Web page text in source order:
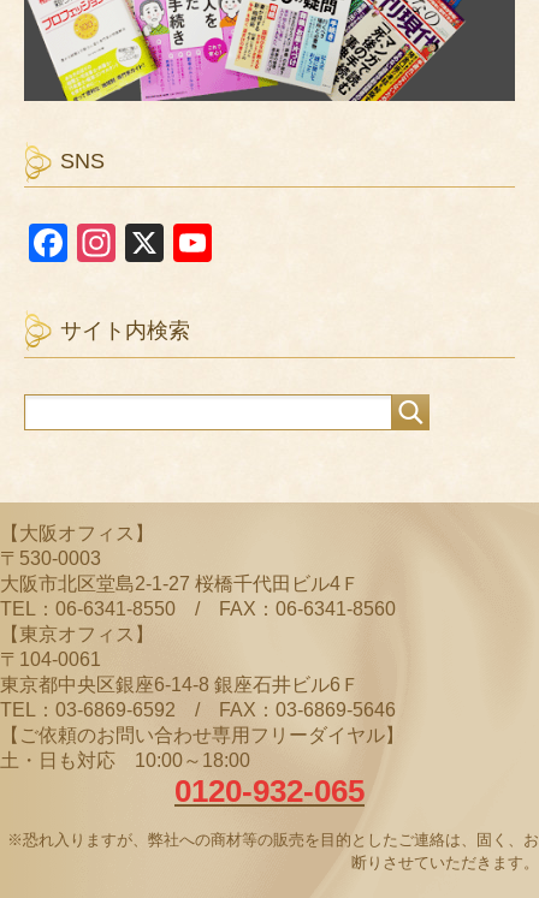
SNS
F
c
e
b
o
k
In
a
gr
a
m
X
T
u
b
C
a
n
n
el
サイト内検索
【大阪オフィス】
〒530-0003
大阪市北区堂島2-1-27 桜橋千代田ビル4Ｆ
TEL：06-6341-8550 / FAX：06-6341-8560
【東京オフィス】
〒104-0061
東京都中央区銀座6-14-8 銀座石井ビル6Ｆ
TEL：03-6869-6592 / FAX：03-6869-5646
【ご依頼のお問い合わせ専用フリーダイヤル】
土・日も対応 10:00～18:00
0120-932-065
※恐れ入りますが、弊社への商材等の販売を目的としたご連絡は、固く、お
断りさせていただきます。